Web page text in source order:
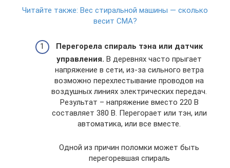
Читайте также: Вес стиральной машины — сколько
весит СМА?
Перегорела спираль тэна или датчик
управления. В деревнях часто прыгает
напряжение в сети, из-за сильного ветра
возможно перехлестывание проводов на
воздушных линиях электрических передач.
Результат – напряжение вместо 220 В
составляет 380 В. Перегорает или тэн, или
автоматика, или все вместе.
Одной из причин поломки может быть
перегоревшая спираль